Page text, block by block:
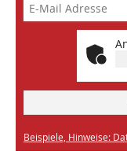
Beispiele, Hinweise: